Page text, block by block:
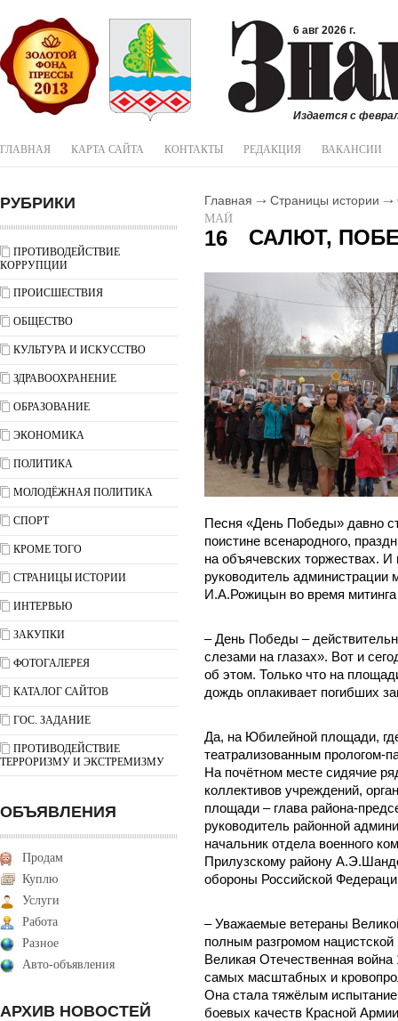
6 авг 2026 г.
Издается с
ГЛАВНАЯ КАРТА САЙТА КОНТАКТЫ РЕДАКЦИЯ ВАКАНСИИ
РУБРИКИ
ПРОТИВОДЕЙСТВИЕ
КОРРУПЦИИ
ПРОИСШЕСТВИЯ
ОБЩЕСТВО
КУЛЬТУРА И ИСКУССТВО
ЗДРАВООХРАНЕНИЕ
ОБРАЗОВАНИЕ
ЭКОНОМИКА
ПОЛИТИКА
МОЛОДЁЖНАЯ ПОЛИТИКА
СПОРТ
КРОМЕ ТОГО
СТРАНИЦЫ ИСТОРИИ
ИНТЕРВЬЮ
ЗАКУПКИ
ФОТОГАЛЕРЕЯ
КАТАЛОГ САЙТОВ
ГОС. ЗАДАНИЕ
ПРОТИВОДЕЙСТВИЕ
ТЕРРОРИЗМУ И ЭКСТРЕМИЗМУ
ОБЪЯВЛЕНИЯ
Продам
Куплю
Услуги
Работа
Разное
Авто-объявления
АРХИВ НОВОСТЕЙ
Главная Страницы истории
МАЙ
16 САЛЮТ,
Песня «День Победы» давно
поистине всенародного,
на объячевских торжествах.
руководитель администрации
И.А.Рожицын во время
– День Победы –
слезами на глазах». Вот и
об этом. Только что на
дождь оплакивает погибших
Да, на Юбилейной площади,
театрализованным прологом-
На почётном месте сидячие
коллективов учреждений,
площади – глава района-
руководитель районной
начальник отдела военного
Прилузскому району
обороны Российской
– Уважаемые ветераны
полным разгромом
Великая Отечественная
самых масштабных и
Она стала тяжёлым
боевых качеств Красной